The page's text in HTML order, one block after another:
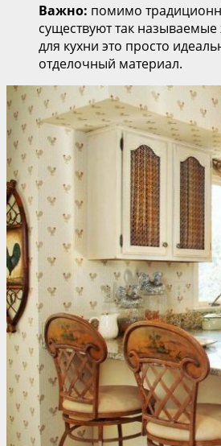
Важно: помимо
существуют так
для кухни это просто
отделочный материал.